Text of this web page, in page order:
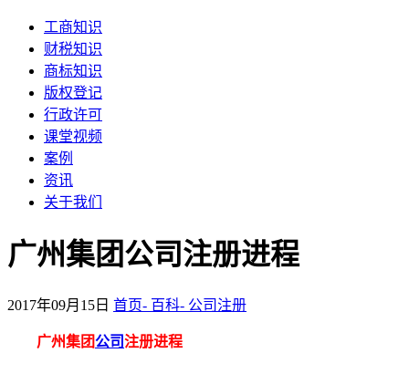
工商知识
财税知识
商标知识
版权登记
行政许可
课堂视频
案例
资讯
关于我们
广州集团公司注册进程
2017年09月15日 首页- 百科- 公司注册
广州集团公司注册进程